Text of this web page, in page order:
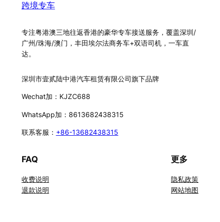
跨境专车
专注粤港澳三地往返香港的豪华专车接送服务，覆盖深圳/
广州/珠海/澳门，丰田埃尔法商务车+双语司机，一车直
达。
深圳市壹贰陆中港汽车租赁有限公司旗下品牌
Wechat加：KJZC688
WhatsApp加：8613682438315
联系客服： +86-13682438315
FAQ
收费说明
退款说明
更多
隐私政策
网站地图